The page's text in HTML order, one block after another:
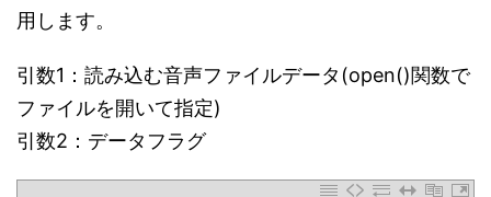
用します。
引数1：読み込む音声ファイルデータ(open()関数で
ファイルを開いて指定)
引数2：データフラグ